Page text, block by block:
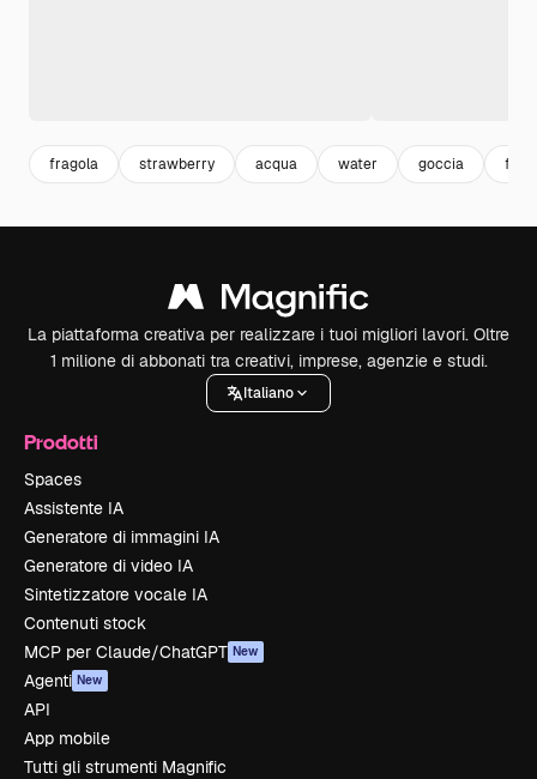
fragola strawberry acqua water goccia
La piattaforma creativa per realizzare i tuoi migliori lavori. Oltre
1 milione di abbonati tra creativi, imprese, agenzie e studi.
Italiano
Prodotti
Spaces
Assistente IA
Generatore di immagini IA
Generatore di video IA
Sintetizzatore vocale IA
Contenuti stock
MCP per Claude/ChatGPT New
Agenti New
API
App mobile
Tutti gli strumenti Magnific